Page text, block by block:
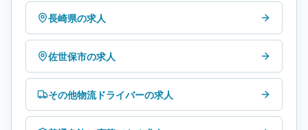
長崎県の求人
佐世保市の求人
その他物流ドライバーの求人